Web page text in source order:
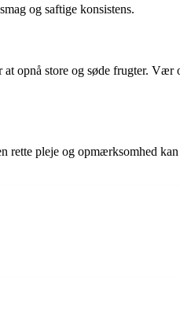
og saftige konsistens.
opnå store og søde frugter.
pleje og opmærksomhed